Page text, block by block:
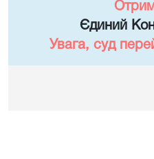
Єдиний
Увага, суд